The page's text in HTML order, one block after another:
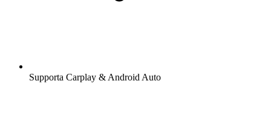
Supporta Carplay & Android Auto